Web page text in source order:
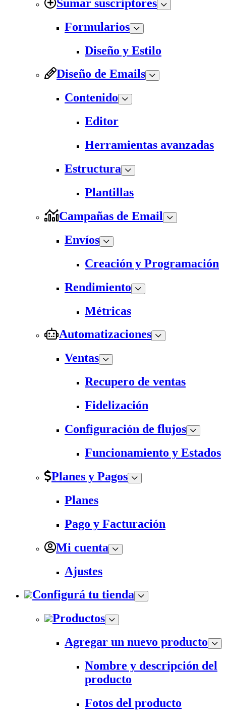
Sumar suscriptores
Formularios
Diseño y Estilo
Diseño de Emails
Contenido
Editor
Herramientas avanzadas
Estructura
Plantillas
Campañas de Email
Envíos
Creación y Programación
Rendimiento
Métricas
Automatizaciones
Ventas
Recupero de ventas
Fidelización
Configuración de flujos
Funcionamiento y Estados
Planes y Pagos
Planes
Pago y Facturación
Mi cuenta
Ajustes
Configurá tu tienda
Productos
Agregar un nuevo producto
Nombre y descripción del
producto
Fotos del producto